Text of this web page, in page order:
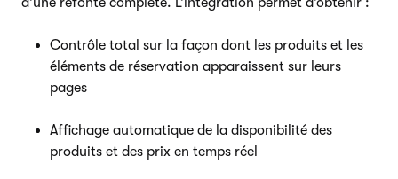
Contrôle total sur la façon dont les produits et les
éléments de réservation apparaissent sur leurs
pages
Affichage automatique de la disponibilité des
produits et des prix en temps réel